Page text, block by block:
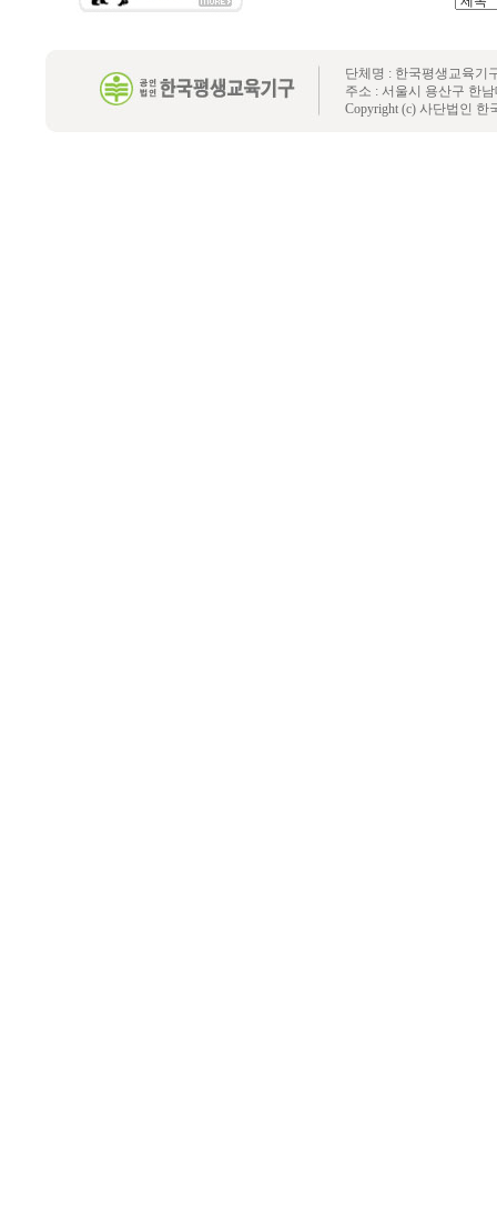
단체명 : 한국평생교육기
주소 : 서울시 용산구 한남
Copyright (c) 사단법인 한